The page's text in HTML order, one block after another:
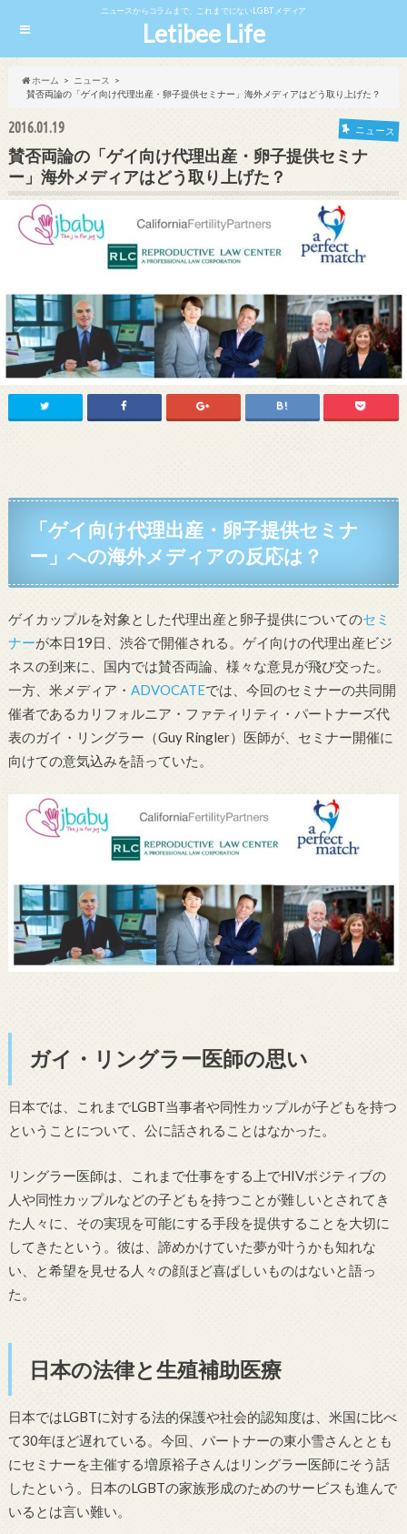
ニュースからコラムまで、これまでにないLGBTメディア
Letibee Life
ホーム
ニュース
賛否両論の「ゲイ向け代理出産・卵子提供セミナー」海外メディアはどう取り上げた？
2016.01.19 ニュース
賛否両論の「ゲイ向け代理出産・卵子提供セミナ
ー」海外メディアはどう取り上げた？
「ゲイ向け代理出産・卵子提供セミナ
ー」への海外メディアの反応は？
ゲイカップルを対象とした代理出産と卵子提供についてのセミ
ナーが本日19日、渋谷で開催される。ゲイ向けの代理出産ビジ
ネスの到来に、国内では賛否両論、様々な意見が飛び交った。
一方、米メディア・ ADVOCATEでは、今回のセミナーの共同開
催者であるカリフォルニア・ファティリティ・パートナーズ代
表のガイ・リングラー（Guy Ringler）医師が、セミナー開催に
向けての意気込みを語っていた。
ガイ・リングラー医師の思い
日本では、これまでLGBT当事者や同性カップルが子どもを持つ
ということについて、公に話されることはなかった。
リングラー医師は、これまで仕事をする上でHIVポジティブの
人や同性カップルなどの子どもを持つことが難しいとされてき
た人々に、その実現を可能にする手段を提供することを大切に
してきたという。彼は、諦めかけていた夢が叶うかも知れな
い、と希望を見せる人々の顔ほど喜ばしいものはないと語っ
た。
日本の法律と生殖補助医療
日本ではLGBTに対する法的保護や社会的認知度は、米国に比べ
て30年ほど遅れている。今回、パートナーの東小雪さんととも
にセミナーを主催する増原裕子さんはリングラー医師にそう話
したという。日本のLGBTの家族形成のためのサービスも進んで
いるとは言い難い。